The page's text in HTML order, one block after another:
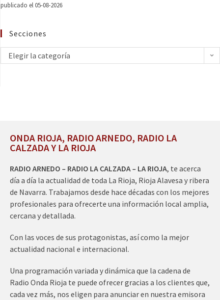
publicado el 05-08-2026
Secciones
Elegir la categoría
ONDA RIOJA, RADIO ARNEDO, RADIO LA
CALZADA Y LA RIOJA
RADIO ARNEDO – RADIO LA CALZADA – LA RIOJA, te acerca
día a día la actualidad de toda La Rioja, Rioja Alavesa y ribera
de Navarra. Trabajamos desde hace décadas con los mejores
profesionales para ofrecerte una información local amplia,
cercana y detallada.
Con las voces de sus protagonistas, así como la mejor
actualidad nacional e internacional.
Una programación variada y dinámica que la cadena de
Radio Onda Rioja te puede ofrecer gracias a los clientes que,
cada vez más, nos eligen para anunciar en nuestra emisora